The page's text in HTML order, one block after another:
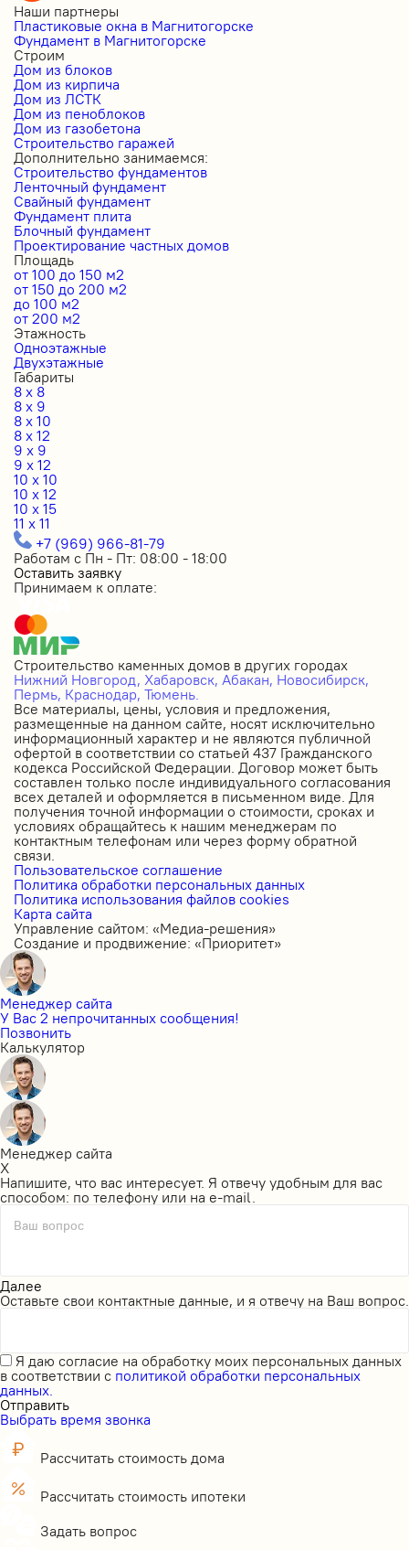
Наши партнеры
Пластиковые окна в Магнитогорске
Фундамент в Магнитогорске
Строим
Дом из блоков
Дом из кирпича
Дом из ЛСТК
Дом из пеноблоков
Дом из газобетона
Строительство гаражей
Дополнительно занимаемся:
Строительство фундаментов
Ленточный фундамент
Свайный фундамент
Фундамент плита
Блочный фундамент
Проектирование частных домов
Площадь
от 100 до 150 м2
от 150 до 200 м2
до 100 м2
от 200 м2
Этажность
Одноэтажные
Двухэтажные
Габариты
8 x 8
8 x 9
8 x 10
8 x 12
9 x 9
9 x 12
10 x 10
10 x 12
10 x 15
11 x 11
+7 (969) 966-81-79
Работам с Пн - Пт: 08:00 - 18:00
Оставить заявку
Принимаем к оплате:
Строительство каменных домов в других городах
Нижний Новгород, Хабаровск, Абакан, Новосибирск,
Пермь, Краснодар, Тюмень.
Все материалы, цены, условия и предложения,
размещенные на данном сайте, носят исключительно
информационный характер и не являются публичной
офертой в соответствии со статьей 437 Гражданского
кодекса Российской Федерации. Договор может быть
составлен только после индивидуального согласования
всех деталей и оформляется в письменном виде. Для
получения точной информации о стоимости, сроках и
условиях обращайтесь к нашим менеджерам по
контактным телефонам или через форму обратной
связи.
Пользовательское соглашение
Политика обработки персональных данных
Политика использования файлов cookies
Карта сайта
Управление сайтом: «Медиа-решения»
Создание и продвижение: «Приоритет»
Менеджер сайта
У Вас 2 непрочитанных сообщения!
Позвонить
Калькулятор
Менеджер сайта
X
Напишите, что вас интересует. Я отвечу удобным для вас
способом: по телефону или на e-mail.
Ваш вопрос
Далее
Оставьте свои контактные данные, и я отвечу на Ваш вопрос.
Я даю согласие на обработку моих персональных данных
в соответствии с политикой обработки персональных
данных.
Отправить
Выбрать время звонка
Рассчитать стоимость дома
Рассчитать стоимость ипотеки
Задать вопрос